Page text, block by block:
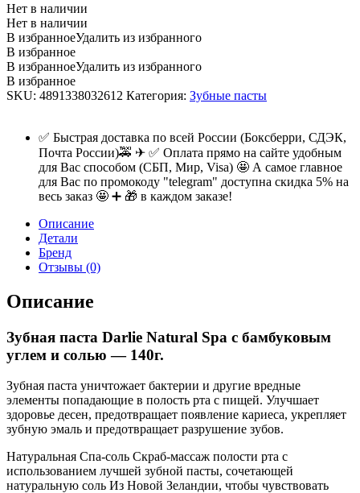
Нет в наличии
Нет в наличии
В избранноеУдалить из избранного
В избранное
В избранноеУдалить из избранного
В избранное
SKU: 4891338032612 Категория: Зубные пасты
✅ Быстрая доставка по всей России (Боксберри, СДЭК,
Почта России)🚕 ✈ ✅ Оплата прямо на сайте удобным
для Вас способом (СБП, Мир, Visa) 🤩 А самое главное
для Вас по промокоду "telegram" доступна скидка 5% на
весь заказ 🤩 ➕ 🎁 в каждом заказе!
Описание
Детали
Бренд
Отзывы (0)
Описание
Зубная паста Darlie Natural Spa с бамбуковым
углем и солью — 140г.
Зубная паста уничтожает бактерии и другие вредные
элементы попадающие в полость рта с пищей. Улучшает
здоровье десен, предотвращает появление кариеса, укрепляет
зубную эмаль и предотвращает разрушение зубов.
Натуральная Спа-соль Скраб-массаж полости рта с
использованием лучшей зубной пасты, сочетающей
натуральную соль Из Новой Зеландии, чтобы чувствовать